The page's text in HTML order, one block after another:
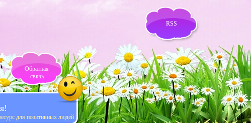
для позитивных людей
RSS
Обратная
связь